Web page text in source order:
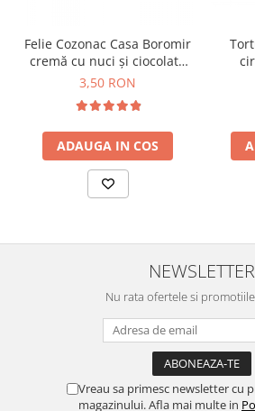
Faina Profesionala
Fursecuri vrac
Congelate brutarie
Pachete Cadou
Cozonac Wine Collection
Vinuri Casa Isarescu
Felie Cozonac Casa Boromir
cremă cu nuci și ciocolată
80g
3,50 RON
ADAUGA IN COS
NEWSLETTER
Nu rata ofertele si
Vreau sa primesc newsletter cu
magazinului. Afla mai multe in